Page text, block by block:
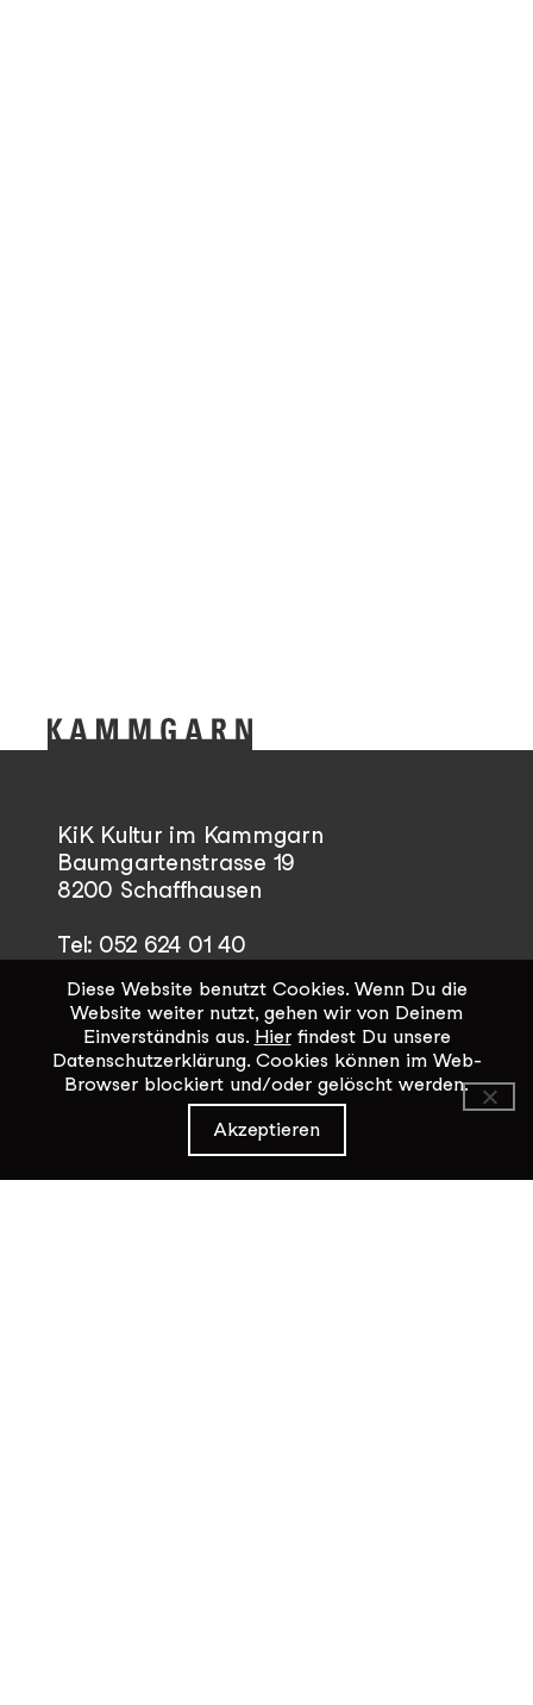
KiK Kultur im Kammgarn
Baumgartenstrasse 19
8200 Schaffhausen
Tel: 052 624 01 40
Öffnungszeiten KiK-Büro:
Mittwoch - Freitag 14:00 - 17:00
Kontaktformular
Diese Website benutzt Cookies. Wenn Du die
Website weiter nutzt, gehen wir von Deinem
Einverständnis aus. Hierfindest Du unsere
Datenschutzerklärung. Cookies können im Web-
Browser blockiert und/oder gelöscht werden.
Akzeptieren